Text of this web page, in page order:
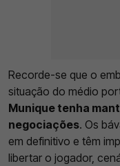
Recorde-se que o
situação do médio
Munique tenha
negociações. Os
em definitivo e têm
libertar o jogador,